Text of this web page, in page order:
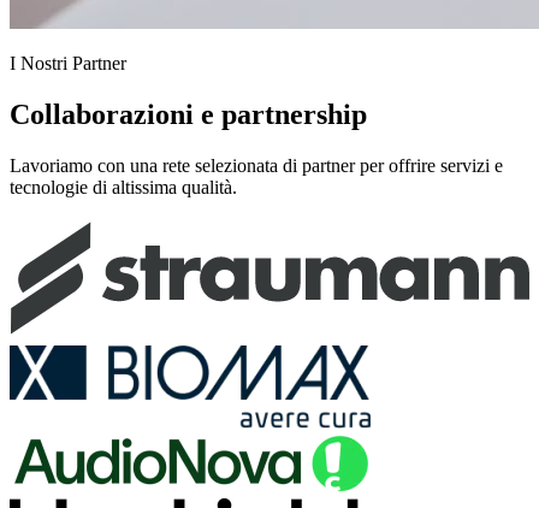
I Nostri Partner
Collaborazioni e partnership
Lavoriamo con una rete selezionata di partner per offrire servizi e
tecnologie di altissima qualità.